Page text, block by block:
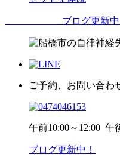
ブログ更新中
ご予約、お問い合わ
午前10:00～12:00 午
ブログ更新中！